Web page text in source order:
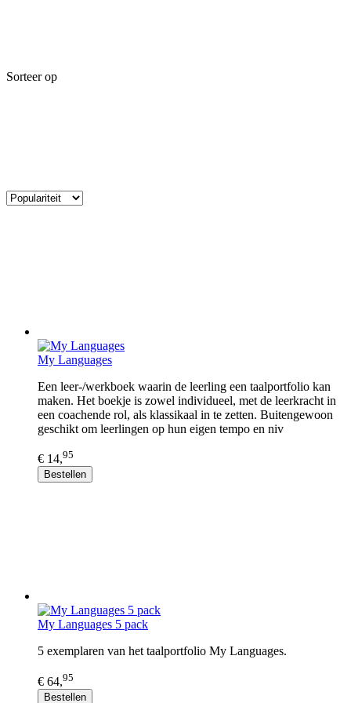
Sorteer op
My Languages
Een leer-/werkboek waarin de leerling een taalportfolio kan
maken. Het boekje is zowel individueel, met de leerkracht in
een coachende rol, als klassikaal in te zetten. Buitengewoon
geschikt om leerlingen op hun eigen tempo en niv
€ 14,95
Bestellen
My Languages 5 pack
5 exemplaren van het taalportfolio My Languages.
€ 64,95
Bestellen